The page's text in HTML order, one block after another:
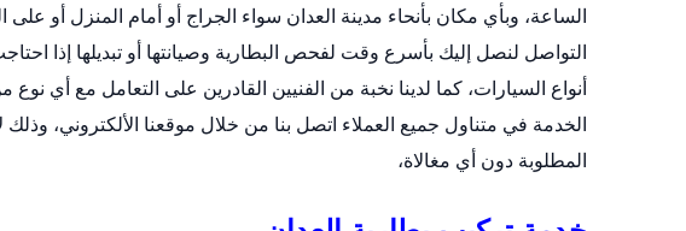
الساعة، وبأي مكان بأنحاء مدينة العدان سواء الجراج أو أمام المنزل أو
التواصل لنصل إليك بأسرع وقت لفحص البطارية وصيانتها أو تبديلها إذا
أنواع السيارات، كما لدينا نخبة من الفنيين القادرين على التعامل مع أي نوع
الخدمة في متناول جميع العملاء اتصل بنا من خلال موقعنا الألكتروني، وذلك
المطلوبة دون أي مغالاة،